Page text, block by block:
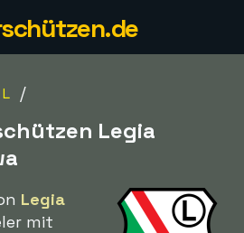
L /
Legia
Legia
mit